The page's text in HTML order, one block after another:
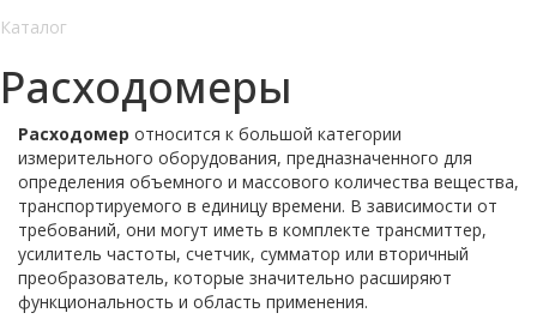
Каталог
Расходомеры
Расходомер относится к большой категории
измерительного оборудования, предназначенного для
определения объемного и массового количества вещества,
транспортируемого в единицу времени. В зависимости от
требований, они могут иметь в комплекте трансмиттер,
усилитель частоты, счетчик, сумматор или вторичный
преобразователь, которые значительно расширяют
функциональность и область применения.